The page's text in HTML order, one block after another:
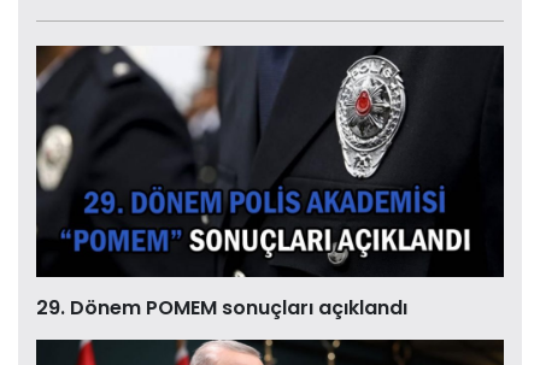
29. Dönem POMEM sonuçları açıklandı